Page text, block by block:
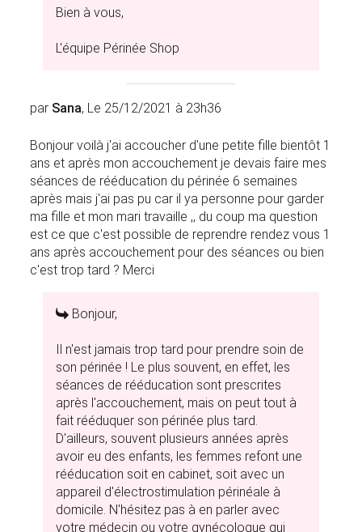
Bien à vous,
L'équipe Périnée Shop
par Sana, Le 25/12/2021 à 23h36
Bonjour voilà j'ai accoucher d'une petite fille bientôt 1
ans et après mon accouchement je devais faire mes
séances de rééducation du périnée 6 semaines
après mais j'ai pas pu car il ya personne pour garder
ma fille et mon mari travaille ,, du coup ma question
est ce que c'est possible de reprendre rendez vous 1
ans après accouchement pour des séances ou bien
c'est trop tard ? Merci
Bonjour,
Il n'est jamais trop tard pour prendre soin de
son périnée ! Le plus souvent, en effet, les
séances de rééducation sont prescrites
après l'accouchement, mais on peut tout à
fait rééduquer son périnée plus tard.
D'ailleurs, souvent plusieurs années après
avoir eu des enfants, les femmes refont une
rééducation soit en cabinet, soit avec un
appareil d'électrostimulation périnéale à
domicile. N'hésitez pas à en parler avec
votre médecin ou votre gynécologue qui